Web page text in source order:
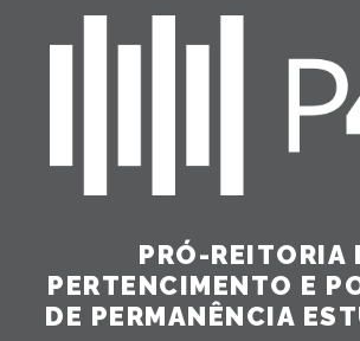
PRÓ-REITORIA
PERTENCIMENTO E
DE PERMANÊNCIA